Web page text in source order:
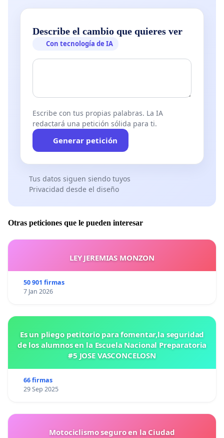
Describe el cambio que quieres ver
Con tecnología de IA
Escribe con tus propias palabras. La IA
redactará una petición sólida para ti.
Generar petición
Tus datos siguen siendo tuyos
Privacidad desde el diseño
Otras peticiones que le pueden interesar
LEY JEREMIAS MONZON
50 901 firmas
7 Jan 2026
Es un pliego petitorio para fomentar,la seguridad
de los alumnos en la Escuela Nacional Preparatoria
#5 JOSE VASCONCELOSN
66 firmas
29 Sep 2025
Motociclismo seguro en la Ciudad